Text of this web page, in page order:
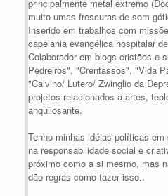
principalmente metal extremo
muito umas frescuras de som
Inserido em trabalhos com
capelania evangélica hospitalar
Colaborador em blogs cristãos e
Pedreiros", "Crentassos", "Vida
"Calvino/ Lutero/ Zwinglio da
projetos relacionados a artes,
anquilosante.
Tenho minhas idéias políticas
na responsabilidade social e
próximo como a si mesmo, mas
dão regras como fazer isso..